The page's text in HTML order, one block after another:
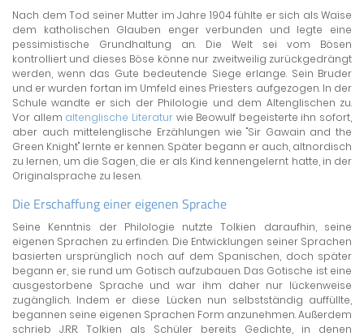
Nach dem Tod seiner Mutter im Jahre 1904 fühlte er sich als Waise
dem katholischen Glauben enger verbunden und legte eine
pessimistische Grundhaltung an. Die Welt sei vom Bösen
kontrolliert und dieses Böse könne nur zweitweilig zurückgedrängt
werden, wenn das Gute bedeutende Siege erlange. Sein Bruder
und er wurden fortan im Umfeld eines Priesters aufgezogen. In der
Schule wandte er sich der Philologie und dem Altenglischen zu.
Vor allem altenglische Literaturwie Beowulf begeisterte ihn sofort,
aber auch mittelenglische Erzählungen wie "Sir Gawain and the
Green Knight" lernte er kennen. Später begann er auch, altnordisch
zu lernen, um die Sagen, die er als Kind kennengelernt hatte, in der
Originalsprache zu lesen.
Die Erschaffung einer eigenen Sprache
Seine Kenntnis der Philologie nutzte Tolkien daraufhin, seine
eigenen Sprachen zu erfinden. Die Entwicklungen seiner Sprachen
basierten ursprünglich noch auf dem Spanischen, doch später
begann er, sie rund um Gotisch aufzubauen. Das Gotische ist eine
ausgestorbene Sprache und war ihm daher nur lückenweise
zugänglich. Indem er diese Lücken nun selbstständig auffüllte,
begannen seine eigenen Sprachen Form anzunehmen. Außerdem
schrieb J.R.R. Tolkien als Schüler bereits Gedichte, in denen